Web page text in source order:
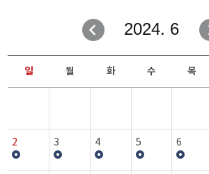
2024. 6
일 월 화 수 목
2 3 4 5 6